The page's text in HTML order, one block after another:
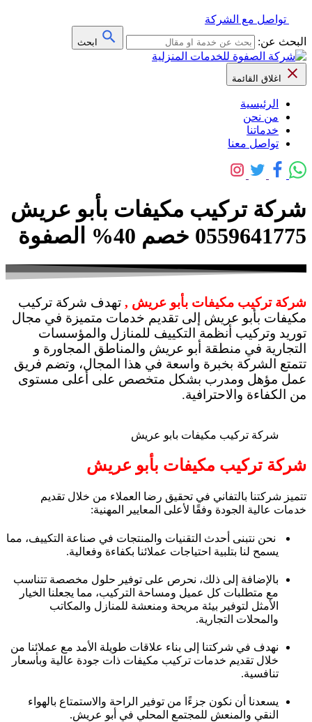
تواصل مع الشركة
البحث عن:
ابحث
اغلاق القائمة
الرئيسية
من نحن
خدماتنا
تواصل معنا
شركة تركيب مكيفات بأبو عريش
0559641775 خصم 40% الصفوة
شركة تركيب مكيفات بأبو عريش , تهدف شركة تركيب
مكيفات بأبو عريش إلى تقديم خدمات متميزة في مجال
توريد وتركيب أنظمة التكييف للمنازل والمؤسسات
التجارية في منطقة أبو عريش والمناطق المجاورة و
تتمتع الشركة بخبرة واسعة في هذا المجال، وتضم فريق
عمل مؤهل ومدرب بشكل متخصص على أعلى مستوى
من الكفاءة والاحترافية.
شركة تركيب مكيفات بابو عريش
شركة تركيب مكيفات بأبو عريش
تتميز شركتنا بالتفاني في تحقيق رضا العملاء من خلال تقديم
خدمات عالية الجودة وفقًا لأعلى المعايير المهنية:
نحن نتبنى أحدث التقنيات والمنتجات في صناعة التكييف، مما
يسمح لنا بتلبية احتياجات عملائنا بكفاءة وفعالية.
بالإضافة إلى ذلك، نحرص على توفير حلول مخصصة تتناسب
مع متطلبات كل عميل ومساحة التركيب، مما يجعلنا الخيار
الأمثل لتوفير بيئة مريحة ومنعشة للمنازل والمكاتب
والمحلات التجارية.
نهدف في شركتنا إلى بناء علاقات طويلة الأمد مع عملائنا من
خلال تقديم خدمات تركيب مكيفات ذات جودة عالية وبأسعار
تنافسية.
يسعدنا أن نكون جزءًا من توفير الراحة والاستمتاع بالهواء
النقي والمنعش للمجتمع المحلي في أبو عريش.